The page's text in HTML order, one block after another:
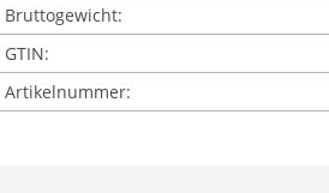
Bruttogewicht:
GTIN:
Artikelnummer: